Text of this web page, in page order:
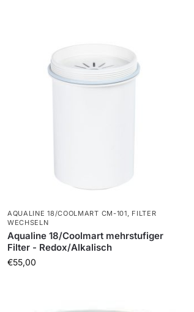
AQUALINE 18/COOLMART CM-101, FILTER
WECHSELN
Aqualine 18/Coolmart mehrstufiger
Filter - Redox/Alkalisch
€55,00